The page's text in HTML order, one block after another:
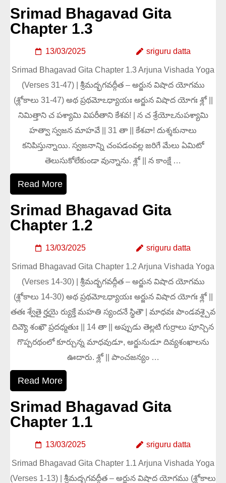
Srimad Bhagavad Gita
Chapter 1.3
13/03/2025 sriguru datta
Srimad Bhagavad Gita Chapter 1.3 Arjuna Vishada Yoga
(Verses 31-47) | శ్రీమద్భగవద్గీత – అర్జున విషాద యోగము
(శ్లోకాలు 31-47) అథ ప్రథమోఽధ్యాయః అర్జున విషాద యోగః శ్లో ||
నిమిత్తాని చ పశ్యామి విపరీతాని కేశవ! | న చ శ్రేయోఽనుపశ్యామి
హత్వా స్వజన మాహవే || 31 తా || కేశవా! దుశ్శకునాలు
కనిపిస్తున్నాయి. స్వజనాన్ని చంపడంవల్ల జరిగే మేలు ఏమిటో
తెలుసుకోలేకుండా వున్నాను. శ్లో || న కాంక్షే …
Read More
Srimad Bhagavad Gita
Chapter 1.2
13/03/2025 sriguru datta
Srimad Bhagavad Gita Chapter 1.2 Arjuna Vishada Yoga
(Verses 14-30) | శ్రీమద్భగవద్గీత – అర్జున విషాద యోగము
(శ్లోకాలు 14-30) అథ ప్రథమోఽధ్యాయః అర్జున విషాద యోగః శ్లో ||
తతః శ్వేతై ర్హయై ర్యుక్తే మహతి స్యందనే స్థితౌ | మాధవః పాండవశ్చైవ
దివ్యౌ శంఖౌ ప్రదధ్మతుః || 14 తా || అప్పుడు తెల్లటి గుర్రాలు పూన్చిన
గొప్పరథంలో కూర్చున్న మాధవుడూ, అర్జునుడూ దివ్యశంఖాలను
ఊదారు. శ్లో || పాంచజన్యం …
Read More
Srimad Bhagavad Gita
Chapter 1.1
13/03/2025 sriguru datta
Srimad Bhagavad Gita Chapter 1.1 Arjuna Vishada Yoga
(Verses 1-13) | శ్రీమద్భగవద్గీత – అర్జున విషాద యోగము (శ్లోకాలు